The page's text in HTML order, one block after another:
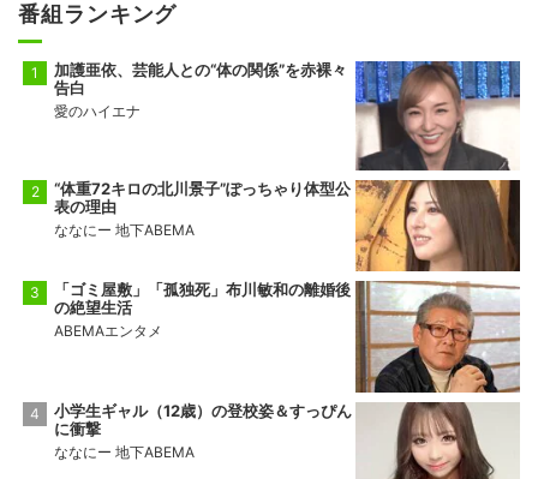
番組ランキング
加護亜依、芸能人との“体の関係”を赤裸々
告白
愛のハイエナ
“体重72キロの北川景子”ぽっちゃり体型公
表の理由
ななにー 地下ABEMA
「ゴミ屋敷」「孤独死」布川敏和の離婚後
の絶望生活
ABEMAエンタメ
小学生ギャル（12歳）の登校姿＆すっぴん
に衝撃
ななにー 地下ABEMA